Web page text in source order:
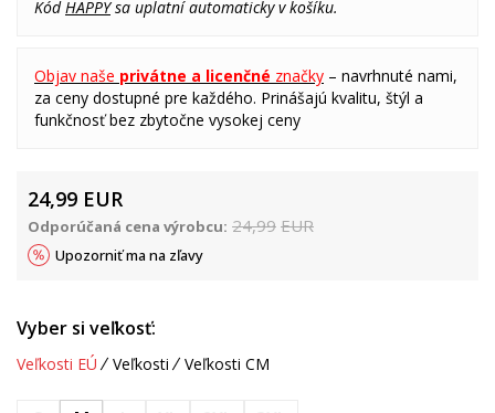
KódHAPPYsa uplatní automaticky v košíku.
Objav naše privátne a licenčné značky – navrhnuté nami,
za ceny dostupné pre každého. Prinášajú kvalitu, štýl a
funkčnosť bez zbytočne vysokej ceny
24,99 EUR
Odporúčaná cena výrobcu: 24,99 EUR
Upozorniť ma na zľavy
Vyber si veľkosť:
Veľkosti EÚ Veľkosti Veľkosti CM